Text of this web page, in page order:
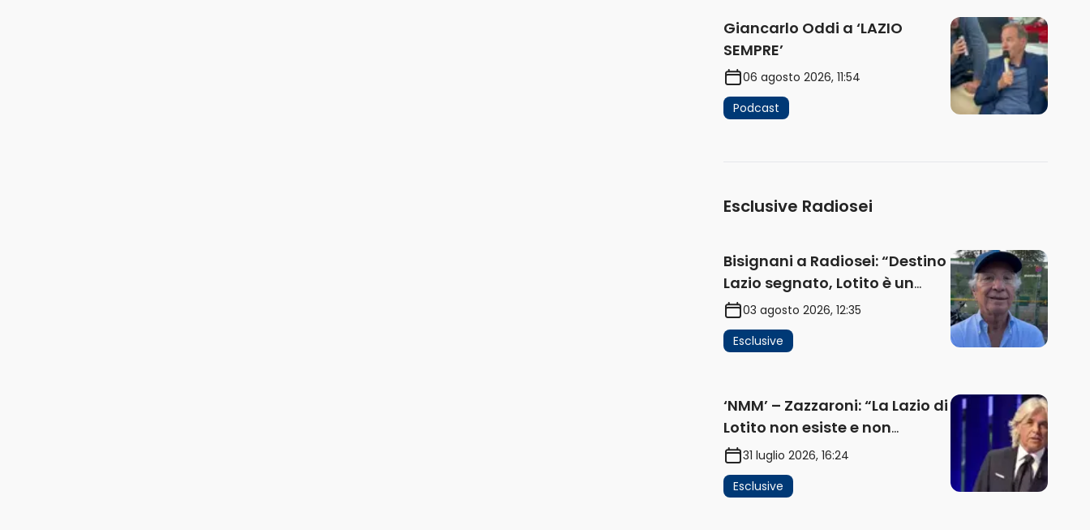
Giancarlo Oddi a ‘LAZIO
SEMPRE’
06 agosto 2026, 11:54
Podcast
Esclusive Radiosei
Bisignani a Radiosei: “Destino
Lazio segnato, Lotito è un
problema, la chiave sono
Flaminio e politica. La
protesta e gli interessi dei
03 agosto 2026, 12:35
Esclusive
‘NMM’ – Zazzaroni: “La Lazio di
Lotito non esiste e non
funziona più. E’ ora di lasciare,
ma lui non ascolta.
Pignataro? Ho verificato…”
31 luglio 2026, 16:24
Esclusive